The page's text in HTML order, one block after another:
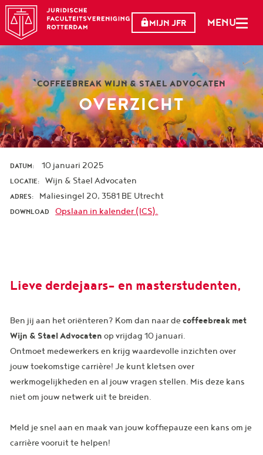
MIJN JFR MENU
OVERZICHT
COFFEEBREAK WIJN & STAEL ADVOCATEN
DATUM: 10 januari 2025
LOCATIE: Wijn & Stael Advocaten
ADRES: Maliesingel 20, 3581 BE Utrecht
DOWNLOAD Opslaan in kalender (ICS).
Lieve derdejaars- en masterstudenten,
Ben jij aan het oriënteren? Kom dan naar decoffeebreak met
Wijn & Stael Advocaten op vrijdag 10 januari.
Ontmoet medewerkers en krijg waardevolle inzichten over
jouw toekomstige carrière! Je kunt kletsen over
werkmogelijkheden en al jouw vragen stellen. Mis deze kans
niet om jouw netwerk uit te breiden.
Meld je snel aan en maak van jouw koffiepauze een kans om je
carrière vooruit te helpen!